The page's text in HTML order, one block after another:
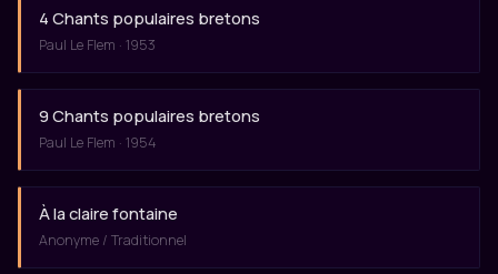
4 Chants populaires bretons
Paul Le Flem · 1953
9 Chants populaires bretons
Paul Le Flem · 1954
À la claire fontaine
Anonyme / Traditionnel